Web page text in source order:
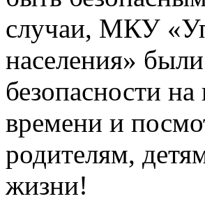
случаи, МКУ
населения»
безопасности
времени и
родителям,
жизни!